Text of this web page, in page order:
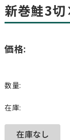
新巻鮭3
価格:
数量:
在庫: